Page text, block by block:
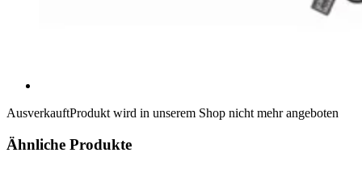
AusverkauftProdukt wird in unserem Shop nicht mehr angeboten
Ähnliche Produkte